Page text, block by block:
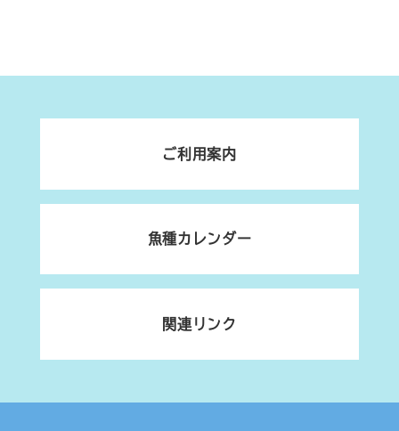
ご利用案内
魚種カレンダー
関連リンク